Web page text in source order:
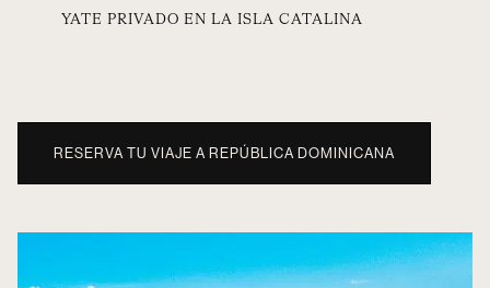
YATE PRIVADO EN LA ISLA CATALINA
RESERVA TU VIAJE A REPÚBLICA DOMINICANA